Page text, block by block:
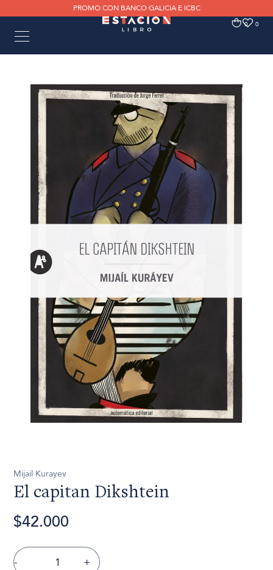
PROMO CON BANCO GALICIA E ICBC
0 0
Mijail Kurayev
El capitan Dikshtein
$42.000
- +